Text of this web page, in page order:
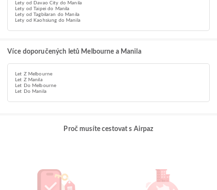
Lety od Davao City do Manila
Lety od Taipei do Manila
Lety od Tagbilaran do Manila
Lety od Kaohsiung do Manila
Více doporučených letů Melbourne a Manila
Let Z Melbourne
Let Z Manila
Let Do Melbourne
Let Do Manila
Proč musíte cestovat s Airpaz